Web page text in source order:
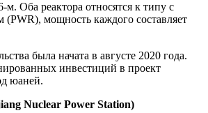
м. Оба реактора относятся к типу с
(PWR), мощность каждого составляет
была начата в августе 2020 года.
инвестиций в проект
юаней.
Nuclear Power Station)